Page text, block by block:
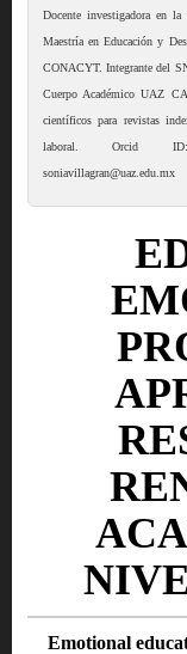
Docente investigadora en
Maestría en Educación y
CONACYT. Integrante del
Cuerpo Académico UAZ
científicos para revistas
laboral. Orcid
soniavillagran@uaz.edu.mx
Emotional